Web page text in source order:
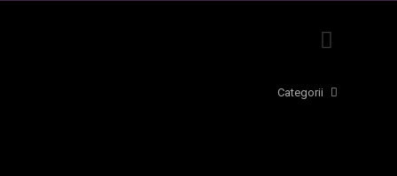
Categorii